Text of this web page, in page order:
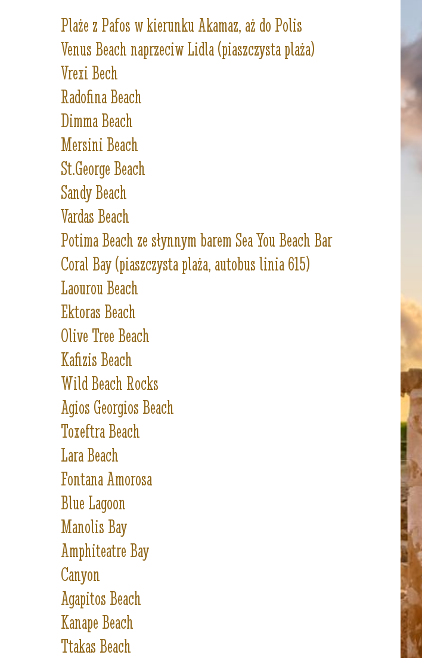
Plaże z Pafos w kierunku Akamaz, aż do Polis
Venus Beach naprzeciw Lidla (piaszczysta plaża)
Vrexi Bech
Radofina Beach
Dimma Beach
Mersini Beach
St.George Beach
Sandy Beach
Vardas Beach
Potima Beach ze słynnym barem Sea You Beach Bar
Coral Bay (piaszczysta plaża, autobus linia 615)
Laourou Beach
Ektoras Beach
Olive Tree Beach
Kafizis Beach
Wild Beach Rocks
Agios Georgios Beach
Toxeftra Beach
Lara Beach
Fontana Amorosa
Blue Lagoon
Manolis Bay
Amphiteatre Bay
Canyon
Agapitos Beach
Kanape Beach
Ttakas Beach